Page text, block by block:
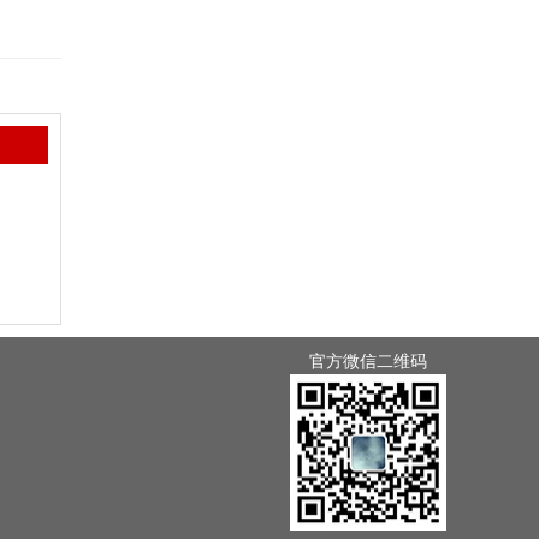
官方微信二维码